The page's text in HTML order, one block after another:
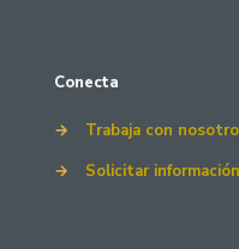
Conecta
→
Trabaja con
→
Solicitar información